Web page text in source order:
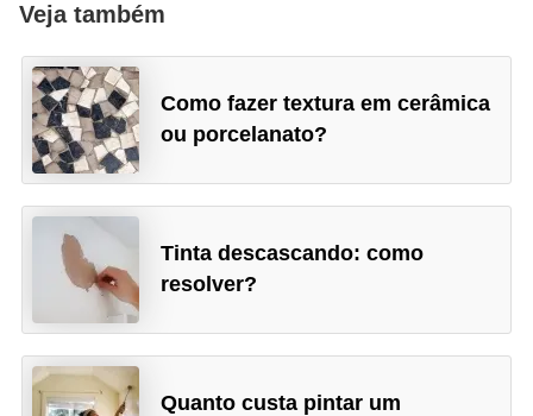
Veja também
Como fazer textura em cerâmica
ou porcelanato?
Tinta descascando: como
resolver?
Quanto custa pintar um